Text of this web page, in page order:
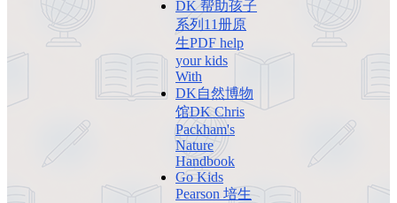
DK 帮助孩子
系列11册原
生PDF help
your kids
With
DK自然博物
馆DK Chris
Packham's
Nature
Handbook
Go Kids
Pearson 培生